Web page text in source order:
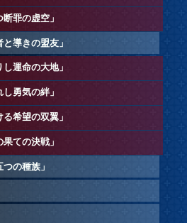
罪の虚空」
導きの盟友」
運命の大地」
勇気の絆」
希望の双翼」
ての決戦」
の種族」